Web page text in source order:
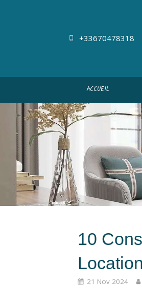
+33670478318
ACCUEIL
10
21 Nov 2024